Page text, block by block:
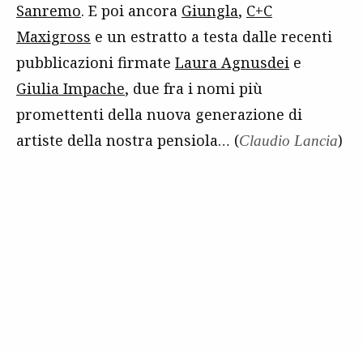
Sanremo. E poi ancora Giungla, C+C
Maxigross e un estratto a testa dalle recenti
pubblicazioni firmate Laura Agnusdei e
Giulia Impache, due fra i nomi più
promettenti della nuova generazione di
artiste della nostra pensiola… (Claudio Lancia)